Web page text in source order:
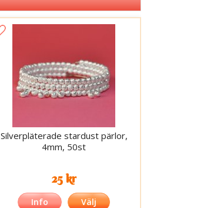
Silverpläterade stardust pärlor,
4mm, 50st
25 kr
Info Välj